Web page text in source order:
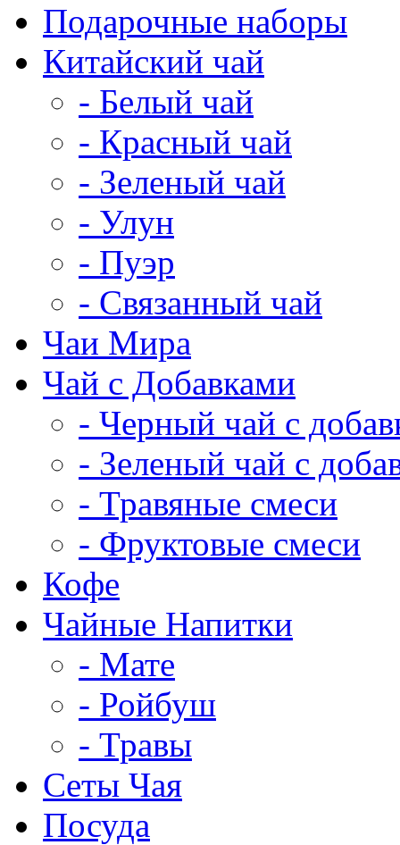
Подарочные наборы
Китайский чай
- Белый чай
- Красный чай
- Зеленый чай
- Улун
- Пуэр
- Связанный чай
Чаи Мира
Чай с Добавками
- Черный чай с
- Зеленый чай с
- Травяные смеси
- Фруктовые смеси
Кофе
Чайные Напитки
- Мате
- Ройбуш
- Травы
Сеты Чая
Посуда